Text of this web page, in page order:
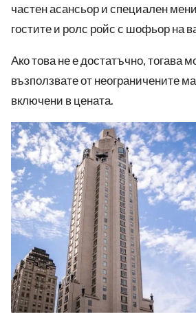
частен асансьор и специален
гостите и ролс ройс с шофьор на
Ако това не е достатъчно, тогава
възползвате от неограничените
включени в цената.